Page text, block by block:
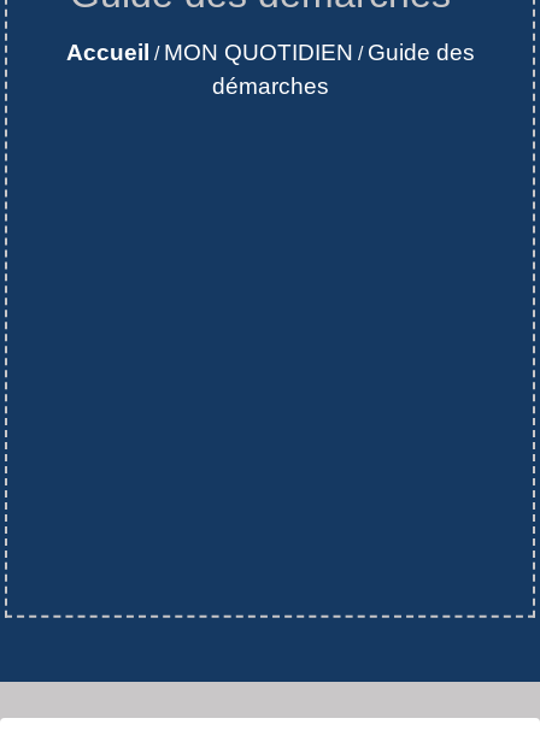
Accueil / MON QUOTIDIEN / Guide des
démarches